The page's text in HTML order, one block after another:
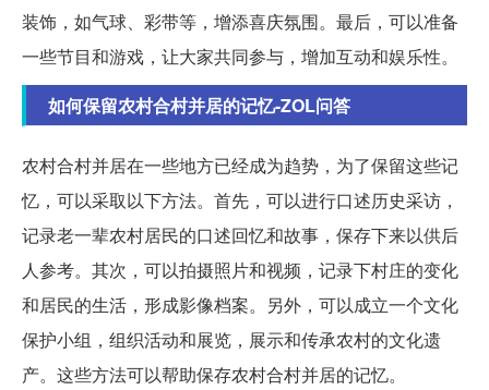
装饰，如气球、彩带等，增添喜庆氛围。最后，可以准备
一些节目和游戏，让大家共同参与，增加互动和娱乐性。
如何保留农村合村并居的记忆-ZOL问答
农村合村并居在一些地方已经成为趋势，为了保留这些记
忆，可以采取以下方法。首先，可以进行口述历史采访，
记录老一辈农村居民的口述回忆和故事，保存下来以供后
人参考。其次，可以拍摄照片和视频，记录下村庄的变化
和居民的生活，形成影像档案。另外，可以成立一个文化
保护小组，组织活动和展览，展示和传承农村的文化遗
产。这些方法可以帮助保存农村合村并居的记忆。